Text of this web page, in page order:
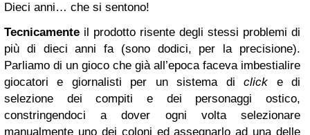
Dieci anni… che si sentono!
Tecnicamente il prodotto risente degli stessi problemi di
più di dieci anni fa (sono dodici, per la precisione).
Parliamo di un gioco che già all’epoca faceva imbestialire
giocatori e giornalisti per un sistema diclick e di
selezione dei compiti e dei personaggi ostico,
constringendoci a dover ogni volta selezionare
manualmente uno dei coloni ed assegnarlo ad una delle